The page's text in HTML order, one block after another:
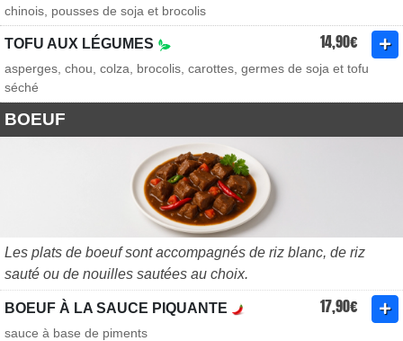
chinois, pousses de soja et brocolis
TOFU AUX LÉGUMES 14,90€
asperges, chou, colza, brocolis, carottes, germes de soja et tofu
séché
BOEUF
Les plats de boeuf sont accompagnés de riz blanc, de riz
sauté ou de nouilles sautées au choix.
BOEUF À LA SAUCE PIQUANTE 17,90€
sauce à base de piments